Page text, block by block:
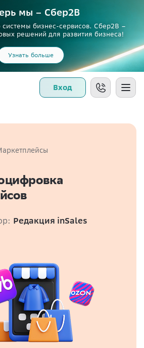
мы – Сбер2B
системы бизнес-сервисов. Сбер2В –
решений для развития бизнеса!
Узнать больше
Вход
Редакция inSales